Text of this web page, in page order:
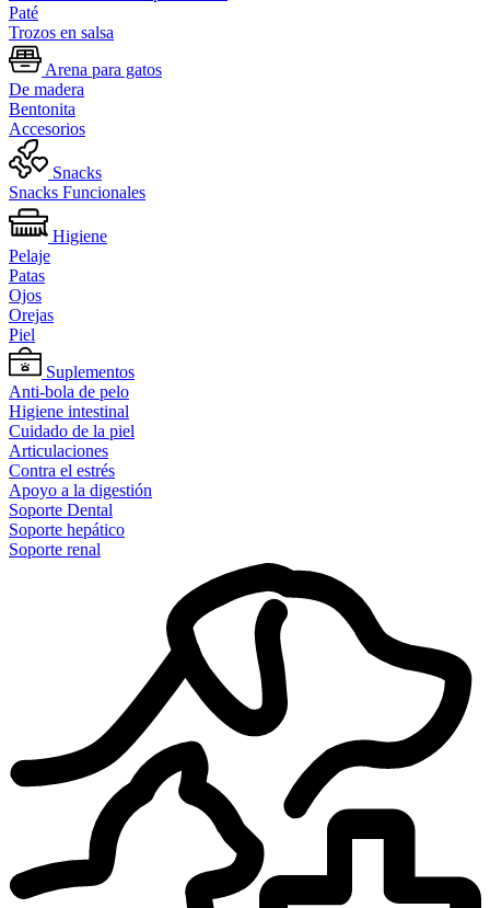
Paté
Trozos en salsa
Arena para gatos
De madera
Bentonita
Accesorios
Snacks
Snacks Funcionales
Higiene
Pelaje
Patas
Ojos
Orejas
Piel
Suplementos
Anti-bola de pelo
Higiene intestinal
Cuidado de la piel
Articulaciones
Contra el estrés
Apoyo a la digestión
Soporte Dental
Soporte hepático
Soporte renal